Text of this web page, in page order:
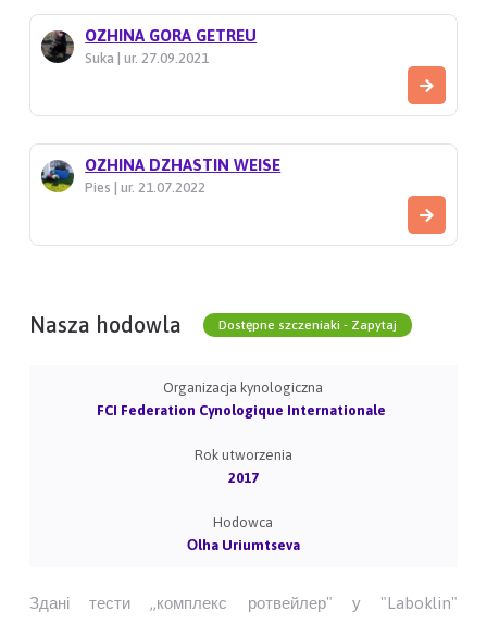
OZHINA GORA GETREU
Suka | ur. 27.09.2021
OZHINA DZHASTIN WEISE
Pies | ur. 21.07.2022
Nasza hodowla Dostępne szczeniaki - Zapytaj
Organizacja kynologiczna
FCI Federation Cynologique Internationale
Rok utworzenia
2017
Hodowca
Оlha Uriumtseva
Здані тести ,,комплекс ротвейлер" у "Laboklin"